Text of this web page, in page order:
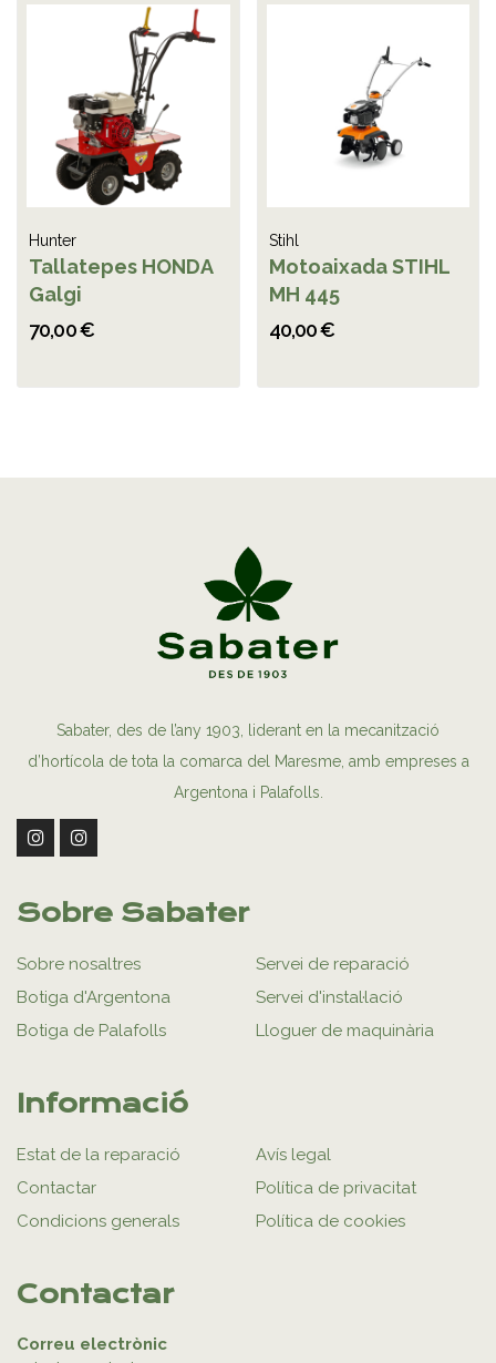
Hunter
Tallatepes HONDA
Galgi
70,00 €
Stihl
Motoaixada STIHL
MH 445
40,00 €
Sabater, des de l’any 1903, liderant en la mecanització
d’hortícola de tota la comarca del Maresme, amb empreses a
Argentona i Palafolls.
Sobre Sabater
Sobre nosaltres
Botiga d'Argentona
Botiga de Palafolls
Servei de reparació
Servei d'instal·lació
Lloguer de maquinària
Informació
Estat de la reparació
Contactar
Condicions generals
Avís legal
Política de privacitat
Política de cookies
Contactar
Correu electrònic